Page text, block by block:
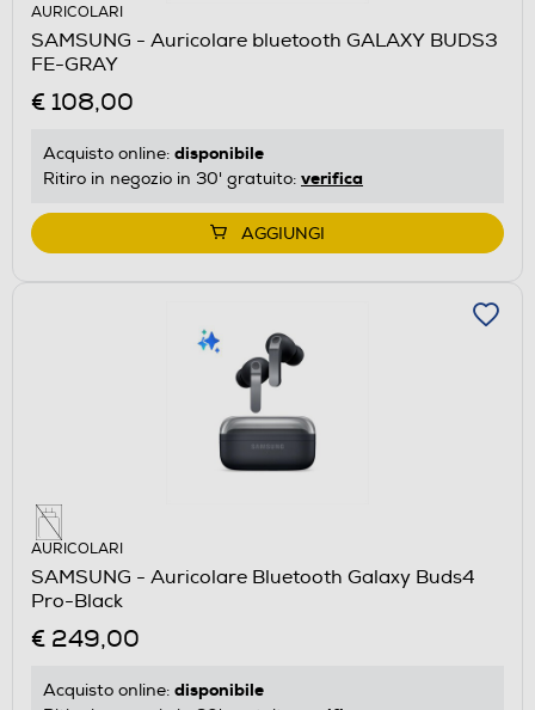
AURICOLARI
SAMSUNG - Auricolare bluetooth GALAXY BUDS3
FE-GRAY
€ 108,00
Acquisto online: disponibile
Ritiro in negozio in 30' gratuito: verifica
AGGIUNGI
AURICOLARI
SAMSUNG - Auricolare Bluetooth Galaxy Buds4
Pro-Black
€ 249,00
Acquisto online: disponibile